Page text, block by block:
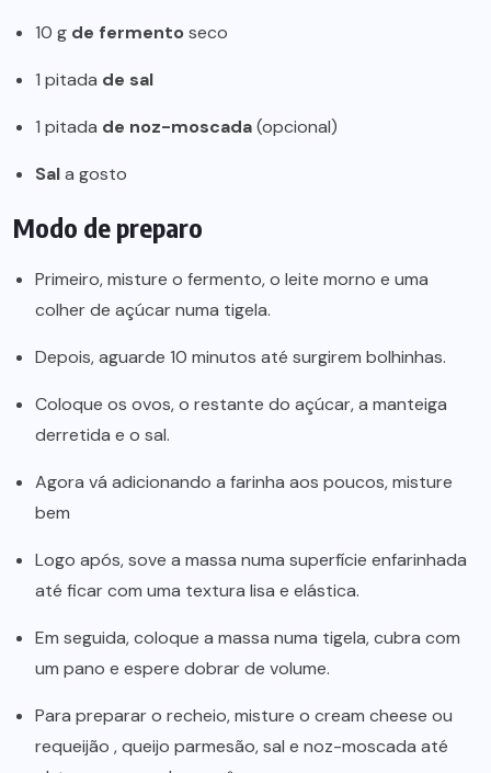
10 g de fermentoseco
1 pitada de sal
1 pitada de noz-moscada(opcional)
Sala gosto
Modo de preparo
Primeiro, misture o fermento, o leite morno e uma
colher de açúcar numa tigela.
Depois, aguarde 10 minutos até surgirem bolhinhas.
Coloque os ovos, o restante do açúcar, a manteiga
derretida e o sal.
Agora vá adicionando a farinha aos poucos, misture
bem
Logo após, sove a massa numa superfície enfarinhada
até ficar com uma textura lisa e elástica.
Em seguida, coloque a massa numa tigela, cubra com
um pano e espere dobrar de volume.
Para preparar o recheio, misture o cream cheese ou
requeijão , queijo parmesão, sal e noz-moscada até